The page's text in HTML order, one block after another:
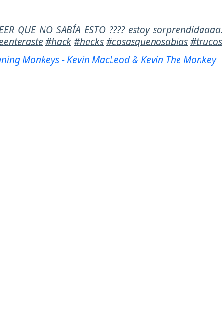
QUE NO SABÍA ESTO ???? estoy sorprendidaaaa.
#hack#hacks#cosasquenosabias#trucos
Monkeys - Kevin MacLeod & Kevin The Monkey